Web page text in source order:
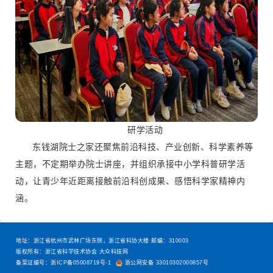
研学活动
东钱湖院士之家还聚焦前沿科技、产业创新、科学素养等
主题，不定期举办院士讲座，并组织承接中小学科普研学活
动，让青少年近距离接触前沿科创成果、感悟科学家精神内
涵。
地址：浙江省杭州市武林广场东侧，浙江省科协大楼 邮编：310003
版权所有：浙江省科学技术协会 大众科技网
备案证编号：浙ICP备05008719号-1
浙公网安备 33010302000857号